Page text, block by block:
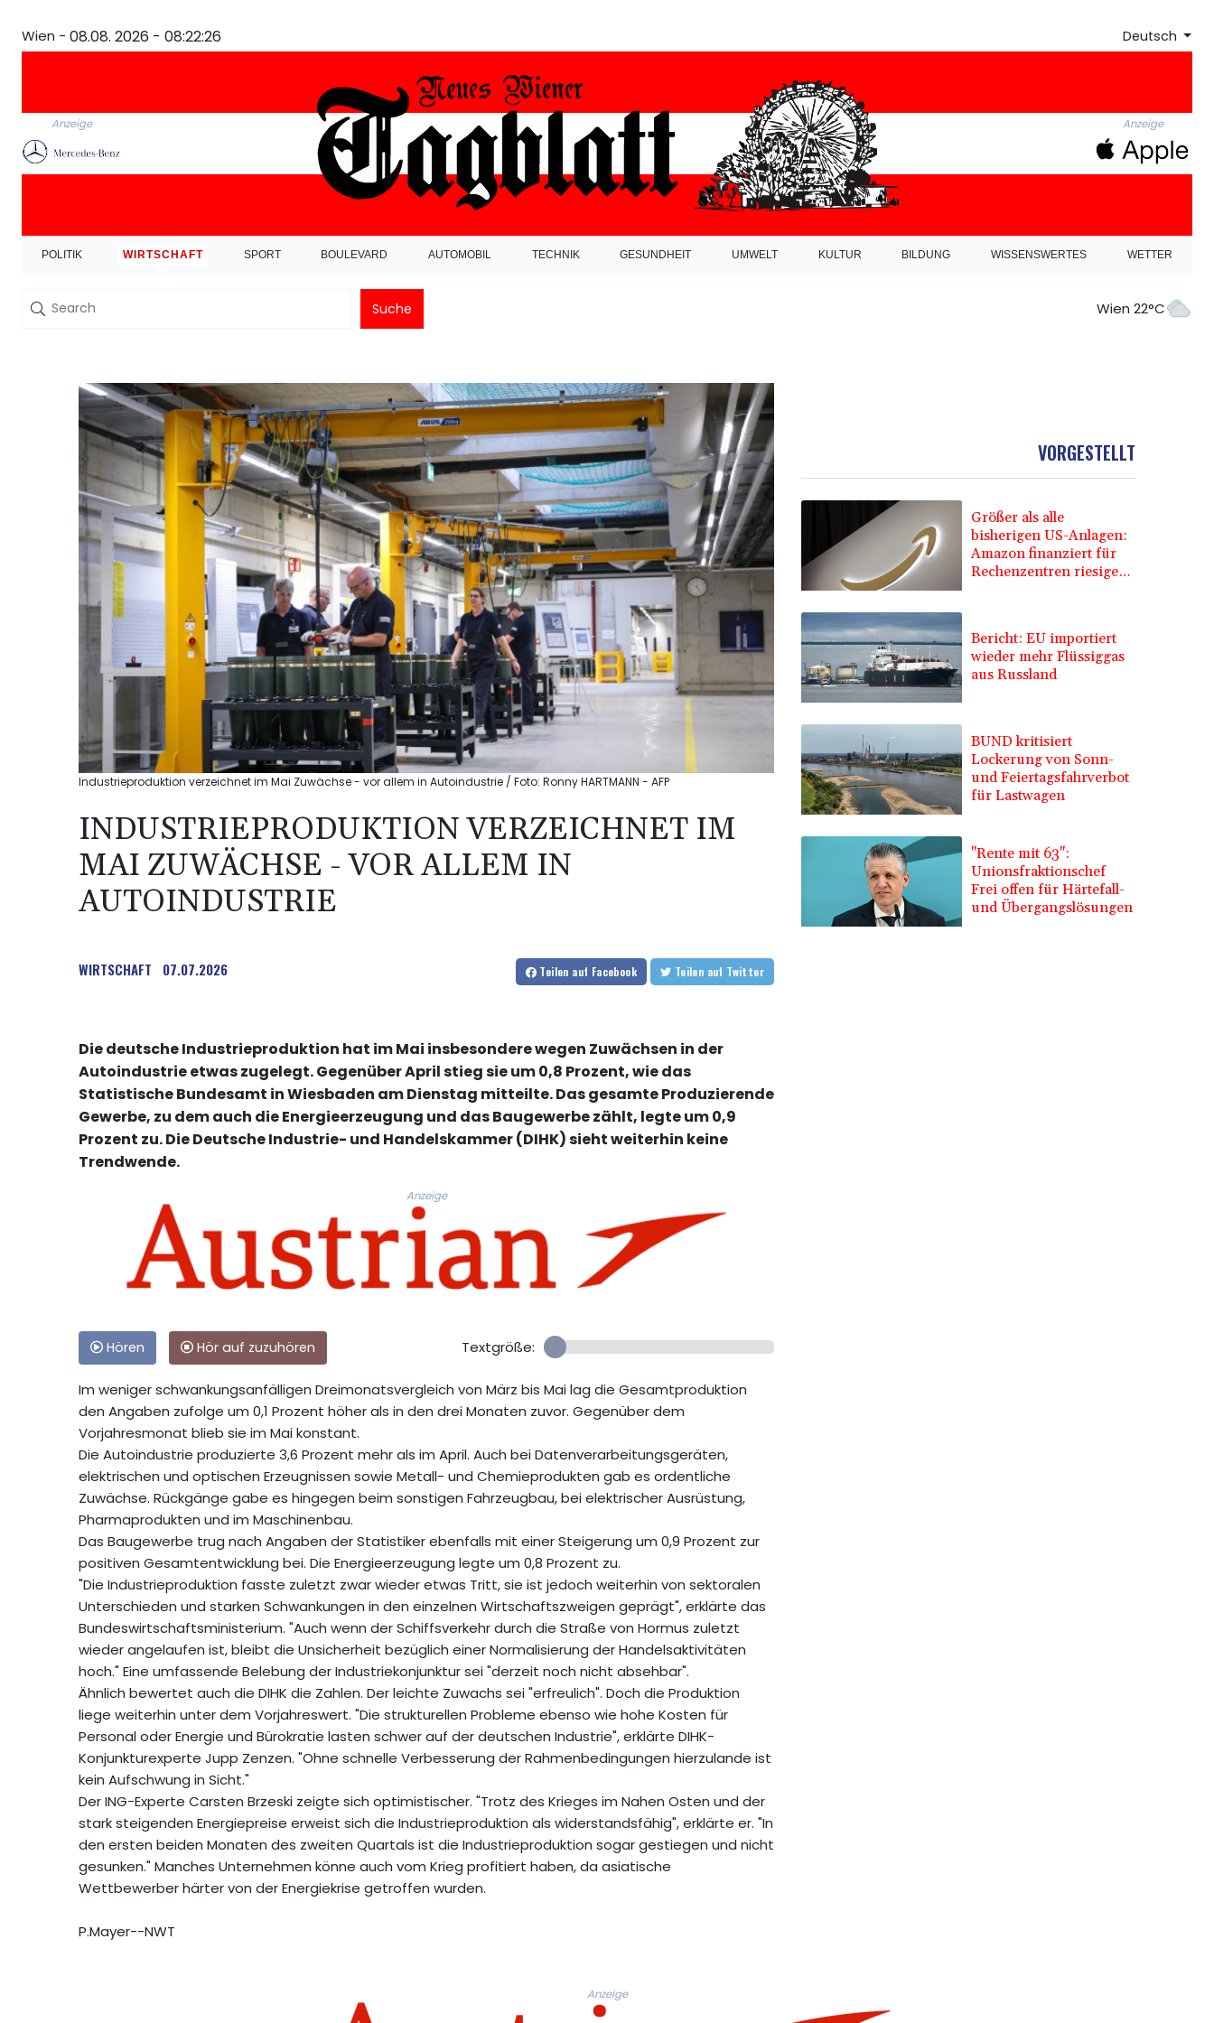
Wien - 08.08. 2026 - 08:22:26 Deutsch
Anzeige Anzeige
POLITIK WIRTSCHAFT SPORT BOULEVARD AUTOMOBIL TECHNIK GESUNDHEIT UMWELT KULTUR BILDUNG WISSENSWERTES WETTER
Suche Wien 22°C
Industrieproduktion verzeichnet im Mai Zuwächse - vor allem in Autoindustrie / Foto: Ronny HARTMANN - AFP
INDUSTRIEPRODUKTION VERZEICHNET IM
MAI ZUWÄCHSE - VOR ALLEM IN
AUTOINDUSTRIE
WIRTSCHAFT 07.07.2026 Teilen auf Facebook Teilen auf Twitter
Die deutsche Industrieproduktion hat im Mai insbesondere wegen Zuwächsen in der
Autoindustrie etwas zugelegt. Gegenüber April stieg sie um 0,8 Prozent, wie das
Statistische Bundesamt in Wiesbaden am Dienstag mitteilte. Das gesamte Produzierende
Gewerbe, zu dem auch die Energieerzeugung und das Baugewerbe zählt, legte um 0,9
Prozent zu. Die Deutsche Industrie- und Handelskammer (DIHK) sieht weiterhin keine
Trendwende.
Anzeige
Hören Hör auf zuzuhören Textgröße:
Im weniger schwankungsanfälligen Dreimonatsvergleich von März bis Mai lag die Gesamtproduktion
den Angaben zufolge um 0,1 Prozent höher als in den drei Monaten zuvor. Gegenüber dem
Vorjahresmonat blieb sie im Mai konstant.
Die Autoindustrie produzierte 3,6 Prozent mehr als im April. Auch bei Datenverarbeitungsgeräten,
elektrischen und optischen Erzeugnissen sowie Metall- und Chemieprodukten gab es ordentliche
Zuwächse. Rückgänge gabe es hingegen beim sonstigen Fahrzeugbau, bei elektrischer Ausrüstung,
Pharmaprodukten und im Maschinenbau.
Das Baugewerbe trug nach Angaben der Statistiker ebenfalls mit einer Steigerung um 0,9 Prozent zur
positiven Gesamtentwicklung bei. Die Energieerzeugung legte um 0,8 Prozent zu.
"Die Industrieproduktion fasste zuletzt zwar wieder etwas Tritt, sie ist jedoch weiterhin von sektoralen
Unterschieden und starken Schwankungen in den einzelnen Wirtschaftszweigen geprägt", erklärte das
Bundeswirtschaftsministerium. "Auch wenn der Schiffsverkehr durch die Straße von Hormus zuletzt
wieder angelaufen ist, bleibt die Unsicherheit bezüglich einer Normalisierung der Handelsaktivitäten
hoch." Eine umfassende Belebung der Industriekonjunktur sei "derzeit noch nicht absehbar".
Ähnlich bewertet auch die DIHK die Zahlen. Der leichte Zuwachs sei "erfreulich". Doch die Produktion
liege weiterhin unter dem Vorjahreswert. "Die strukturellen Probleme ebenso wie hohe Kosten für
Personal oder Energie und Bürokratie lasten schwer auf der deutschen Industrie", erklärte DIHK-
Konjunkturexperte Jupp Zenzen. "Ohne schnelle Verbesserung der Rahmenbedingungen hierzulande ist
kein Aufschwung in Sicht."
Der ING-Experte Carsten Brzeski zeigte sich optimistischer. "Trotz des Krieges im Nahen Osten und der
stark steigenden Energiepreise erweist sich die Industrieproduktion als widerstandsfähig", erklärte er. "In
den ersten beiden Monaten des zweiten Quartals ist die Industrieproduktion sogar gestiegen und nicht
gesunken." Manches Unternehmen könne auch vom Krieg profitiert haben, da asiatische
Wettbewerber härter von der Energiekrise getroffen wurden.
P.Mayer--NWT
VORGESTELLT
Größer als alle
bisherigen US-Anlagen:
Amazon finanziert für
Rechenzentren riesiges
Bericht: EU importiert
wieder mehr Flüssiggas
aus Russland
BUND kritisiert
Lockerung von Sonn-
und Feiertagsfahrverbot
für Lastwagen
"Rente mit 63":
Unionsfraktionschef
Frei offen für Härtefall-
und Übergangslösungen
Anzeige